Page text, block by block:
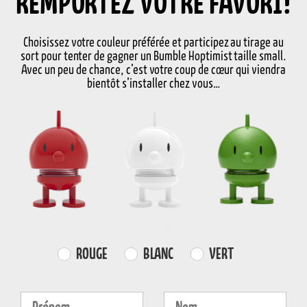
Prix 49,95 € Prix 39,95 €
49,95 €
LIVRAISON GRATUITE
Choisissez votre couleur préférée et participez au tirage au
sort pour tenter de gagner un Bumble Hoptimist taille small.
Avec un peu de chance, c’est votre coup de cœur qui viendra
bientôt s’installer chez vous…
Farvevalg
ROUGE BLANC VERT
Fornavn Efternavn